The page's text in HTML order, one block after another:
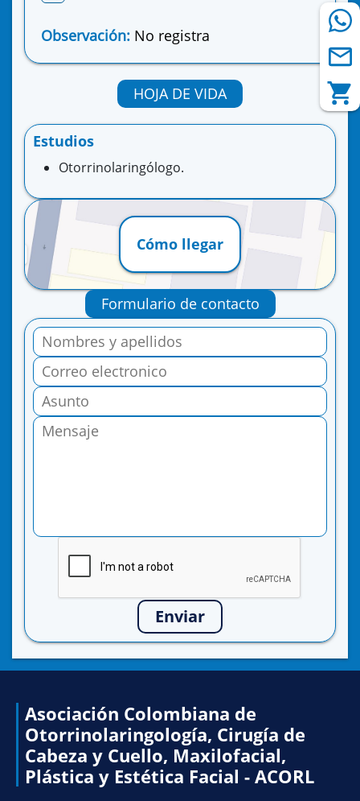
Observación: No registra
HOJA DE VIDA
Estudios
Otorrinolaringólogo.
Cómo llegar
Formulario de contacto
Enviar
Asociación Colombiana de
Otorrinolaringología, Cirugía de
Cabeza y Cuello, Maxilofacial,
Plástica y Estética Facial - ACORL